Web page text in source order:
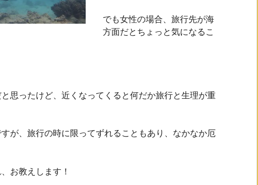
でも女性の場合、旅行先が海
方面だとちょっと気になるこ
思ったけど、近くなってくると何だか旅行と生理が重
が、旅行の時に限ってずれることもあり、なかなか厄
お教えします！